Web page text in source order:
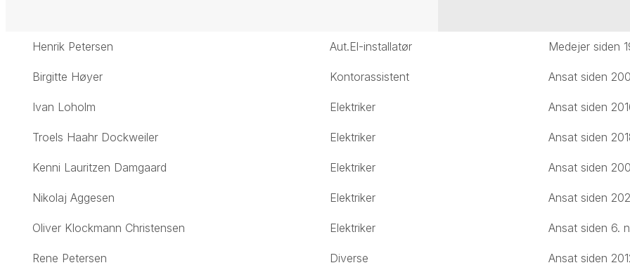
Henrik Petersen Aut.El-installatør Medejer siden
Birgitte Høyer Kontorassistent Ansat siden
Ivan Loholm Elektriker Ansat siden
Troels Haahr Dockweiler Elektriker Ansat siden
Kenni Lauritzen Damgaard Elektriker Ansat siden
Nikolaj Aggesen Elektriker Ansat siden
Oliver Klockmann Christensen Elektriker Ansat siden 6.
Rene Petersen Diverse Ansat siden